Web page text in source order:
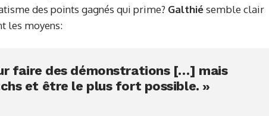
des points gagnés qui prime? Galthiésemble clair
les moyens:
faire des démonstrations […] mais
et être le plus fort possible. »